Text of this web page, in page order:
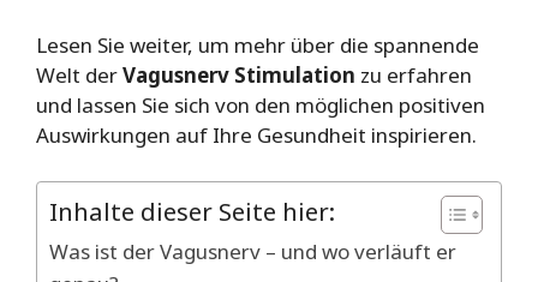
Lesen Sie weiter, um mehr über die spannende
Welt derVagusnerv Stimulation zu erfahren
und lassen Sie sich von den möglichen positiven
Auswirkungen auf Ihre Gesundheit inspirieren.
Inhalte dieser Seite hier:
Was ist der Vagusnerv – und wo verläuft er